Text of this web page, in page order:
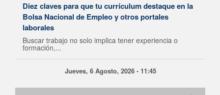
Diez claves para que tu currículum destaque en la
Bolsa Nacional de Empleo y otros portales
laborales
Buscar trabajo no solo implica tener experiencia o
formación,...
Jueves, 6 Agosto, 2026 - 11:45